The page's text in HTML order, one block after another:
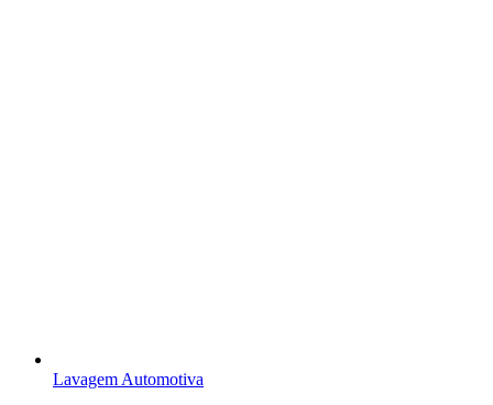
Lavagem Automotiva​